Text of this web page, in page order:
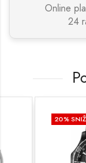
Online
24
% SNIŽENO